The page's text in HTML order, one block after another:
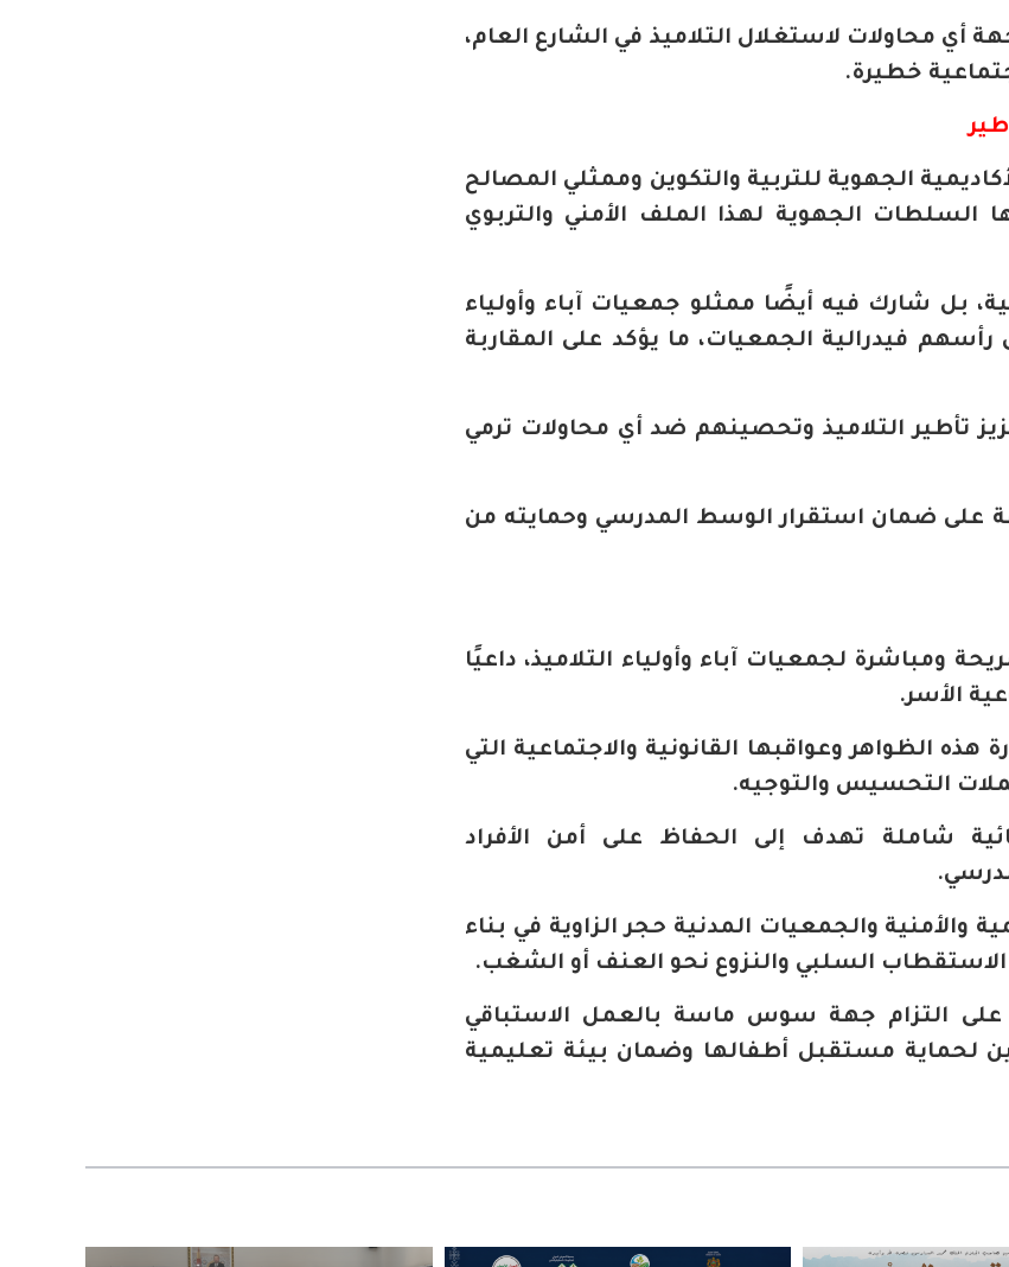
أي محاولات لاستغلال التلاميذ في الشارع العام،
خطيرة.
الجهوية للتربية والتكوين وممثلي المصالح
السلطات الجهوية لهذا الملف الأمني والتربوي
بل شارك فيه أيضًا ممثلو جمعيات آباء وأولياء
فيدرالية الجمعيات، ما يؤكد على المقاربة
تأطير التلاميذ وتحصينهم ضد أي محاولات ترمي
على ضمان استقرار الوسط المدرسي وحمايته من
ومباشرة لجمعيات آباء وأولياء التلاميذ، داعيًا
الأسر.
الظواهر وعواقبها القانونية والاجتماعية التي
التحسيس والتوجيه.
شاملة تهدف إلى الحفاظ على أمن الأفراد
والأمنية والجمعيات المدنية حجر الزاوية في بناء
الاستقطاب السلبي والنزوع نحو العنف أو الشغب.
على التزام جهة سوس ماسة بالعمل الاستباقي
لحماية مستقبل أطفالها وضمان بيئة تعليمية